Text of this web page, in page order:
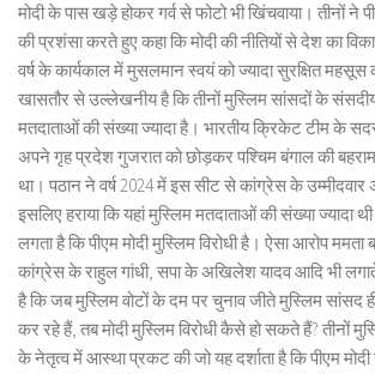
मोदी के पास खड़े होकर गर्व से फोटो भी खिंचवाया। तीनों ने
की प्रशंसा करते हुए कहा कि मोदी की नीतियों से देश का
वर्ष के कार्यकाल में मुसलमान स्वयं को ज्यादा सुरक्षित महसूस
खासतौर से उल्लेखनीय है कि तीनों मुस्लिम सांसदों के
मतदाताओं की संख्या ज्यादा है। भारतीय क्रिकेट टीम के
अपने गृह प्रदेश गुजरात को छोड़कर पश्चिम बंगाल की
था। पठान ने वर्ष 2024 में इस सीट से कांग्रेस के उम्मीदवार
इसलिए हराया कि यहां मुस्लिम मतदाताओं की संख्या ज्यादा
लगता है कि पीएम मोदी मुस्लिम विरोधी है। ऐसा आरोप
कांग्रेस के राहुल गांधी, सपा के अखिलेश यादव आदि भी
है कि जब मुस्लिम वोटों के दम पर चुनाव जीते मुस्लिम सांसद
कर रहे हैं, तब मोदी मुस्लिम विरोधी कैसे हो सकते हैं? तीनों
के नेतृत्व में आस्था प्रकट की जो यह दर्शाता है कि पीएम